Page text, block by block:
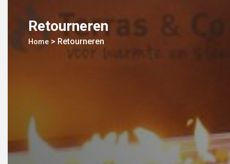
Retourneren
Home > Retourneren